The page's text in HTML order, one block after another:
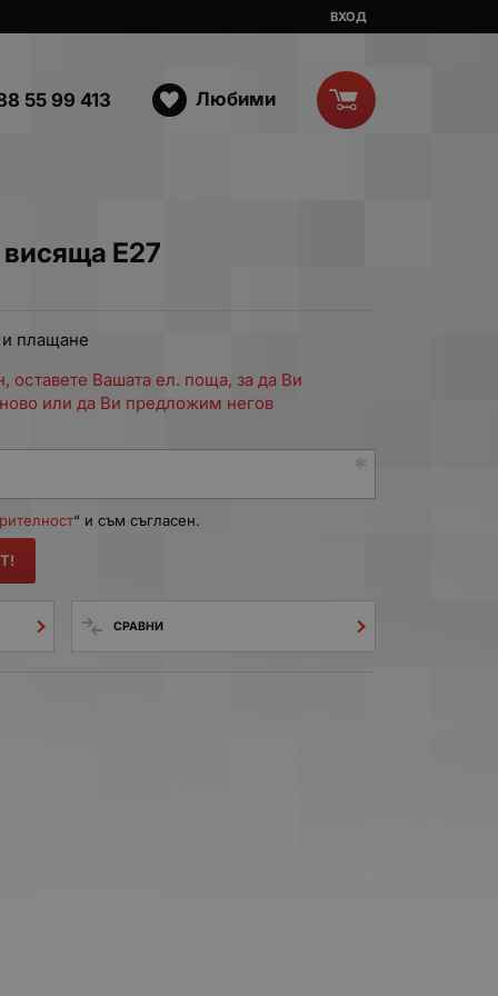
ВХОД
55 99 413 Любими
E27
плащане
оставете Вашата ел. поща, за да Ви
или да Ви предложим негов
“ и съм съгласен.
СРАВНИ